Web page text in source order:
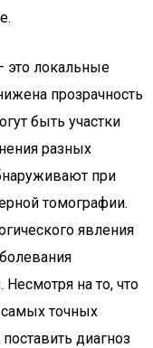
это локальные
прозрачность
быть участки
разных
при
томографии.
явления
на то, что
точных
диагноз